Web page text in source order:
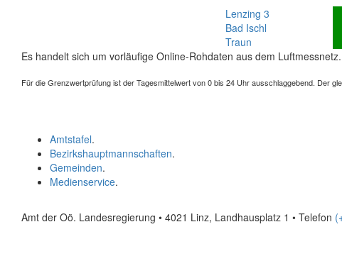
Lenzing 3
Bad Ischl
Traun
Es handelt sich um vorläufige Online-Rohdaten aus dem Luftmessnetz.
Für die Grenzwertprüfung ist der Tagesmittelwert von 0 bis 24 Uhr ausschlaggebend. Der
Amtstafel.
Bezirkshauptmannschaften.
Gemeinden.
Medienservice.
Amt der Oö. Landesregierung • 4021 Linz, Landhausplatz 1 • Telefon